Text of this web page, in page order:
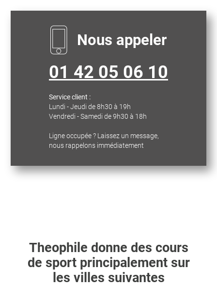
Nous appeler
01 42 05 06 10
Service client :
Lundi - Jeudi de 8h30 à 19h
Vendredi - Samedi de 9h30 à 18h
Ligne occupée ? Laissez un message,
nous rappelons immédiatement
Theophile donne des cours
de sport principalement sur
les villes suivantes